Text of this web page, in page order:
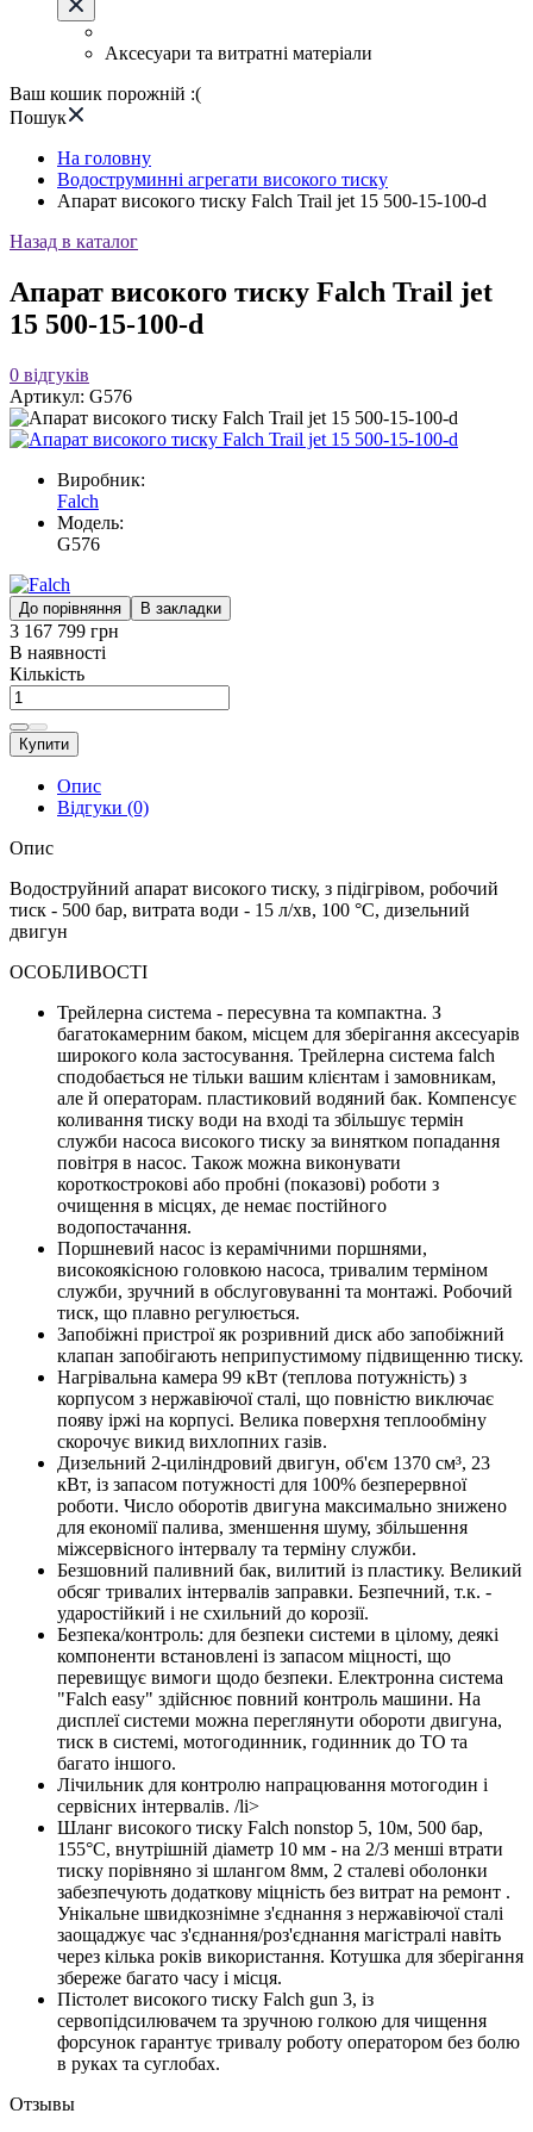
Аксесуари та витратні матеріали
Ваш кошик порожній :(
Пошук
На головну
Водоструминні агрегати високого тиску
Апарат високого тиску Falch Trail jet 15 500-15-100-d
Назад в каталог
Апарат високого тиску Falch Trail jet
15 500-15-100-d
0 відгуків
Артикул: G576
Виробник:
Falch
Модель:
G576
До порівняння В закладки
3 167 799 грн
В наявності
Кількість
Купити
Опис
Відгуки (0)
Опис
Водоструйний апарат високого тиску, з підігрівом, робочий
тиск - 500 бар, витрата води - 15 л/хв, 100 °C, дизельний
двигун
ОСОБЛИВОСТІ
Трейлерна система - пересувна та компактна. З
багатокамерним баком, місцем для зберігання аксесуарів
широкого кола застосування. Трейлерна система falch
сподобається не тільки вашим клієнтам і замовникам,
але й операторам. пластиковий водяний бак. Компенсує
коливання тиску води на вході та збільшує термін
служби насоса високого тиску за винятком попадання
повітря в насос. Також можна виконувати
короткострокові або пробні (показові) роботи з
очищення в місцях, де немає постійного
водопостачання.
Поршневий насос із керамічними поршнями,
високоякісною головкою насоса, тривалим терміном
служби, зручний в обслуговуванні та монтажі. Робочий
тиск, що плавно регулюється.
Запобіжні пристрої як розривний диск або запобіжний
клапан запобігають неприпустимому підвищенню тиску.
Нагрівальна камера 99 кВт (теплова потужність) з
корпусом з нержавіючої сталі, що повністю виключає
появу іржі на корпусі. Велика поверхня теплообміну
скорочує викид вихлопних газів.
Дизельний 2-циліндровий двигун, об'єм 1370 см³, 23
кВт, із запасом потужності для 100% безперервної
роботи. Число оборотів двигуна максимально знижено
для економії палива, зменшення шуму, збільшення
міжсервісного інтервалу та терміну служби.
Безшовний паливний бак, вилитий із пластику. Великий
обсяг тривалих інтервалів заправки. Безпечний, т.к. -
ударостійкий і не схильний до корозії.
Безпека/контроль: для безпеки системи в цілому, деякі
компоненти встановлені із запасом міцності, що
перевищує вимоги щодо безпеки. Електронна система
"Falch easy" здійснює повний контроль машини. На
дисплеї системи можна переглянути обороти двигуна,
тиск в системі, мотогодинник, годинник до ТО та
багато іншого.
Лічильник для контролю напрацювання мотогодин і
сервісних інтервалів. /li>
Шланг високого тиску Falch nonstop 5, 10м, 500 бар,
155°C, внутрішній діаметр 10 мм - на 2/3 менші втрати
тиску порівняно зі шлангом 8мм, 2 сталеві оболонки
забезпечують додаткову міцність без витрат на ремонт .
Унікальне швидкознімне з'єднання з нержавіючої сталі
заощаджує час з'єднання/роз'єднання магістралі навіть
через кілька років використання. Котушка для зберігання
збереже багато часу і місця.
Пістолет високого тиску Falch gun 3, із
сервопідсилювачем та зручною голкою для чищення
форсунок гарантує тривалу роботу оператором без болю
в руках та суглобах.
Отзывы